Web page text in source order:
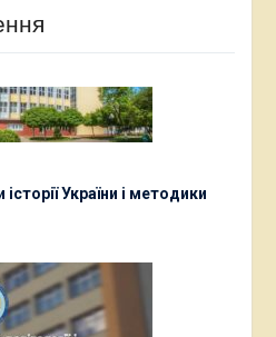
України і методики